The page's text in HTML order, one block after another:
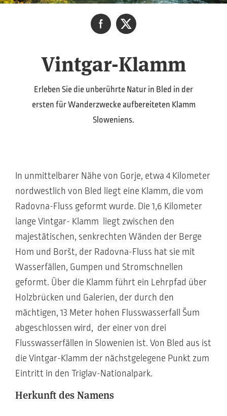
Vintgar-Klamm
Erleben Sie die unberührte Natur in Bled in der
ersten für Wanderzwecke aufbereiteten Klamm
Sloweniens.
In unmittelbarer Nähe von Gorje, etwa 4 Kilometer
nordwestlich von Bled liegt eine Klamm, die vom
Radovna-Fluss geformt wurde. Die 1,6 Kilometer
lange Vintgar- Klamm liegt zwischen den
majestätischen, senkrechten Wänden der Berge
Hom und Boršt, der Radovna-Fluss hat sie mit
Wasserfällen, Gumpen und Stromschnellen
geformt. Über die Klamm führt ein Lehrpfad über
Holzbrücken und Galerien, der durch den
mächtigen, 13 Meter hohen Flusswasserfall Šum
abgeschlossen wird, der einer von drei
Flusswasserfällen in Slowenien ist. Von Bled aus ist
die Vintgar-Klamm der nächstgelegene Punkt zum
Eintritt in den Triglav-Nationalpark.
Herkunft des Namens